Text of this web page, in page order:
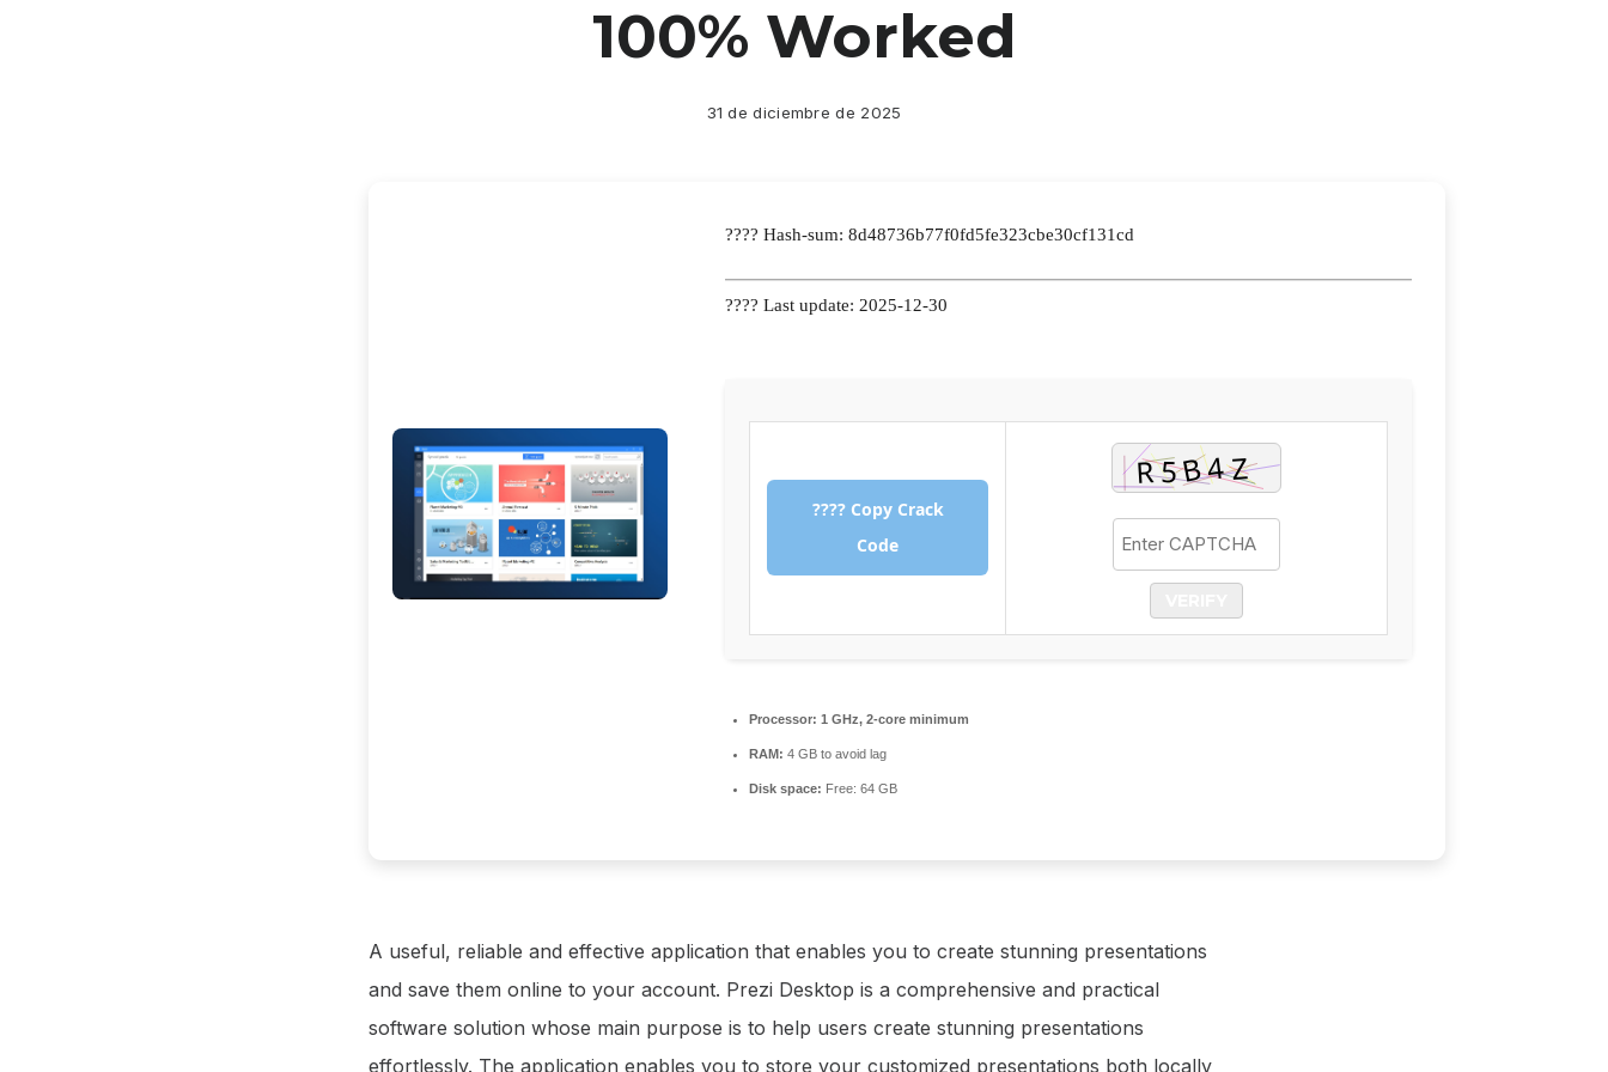
100% Worked
31 de diciembre de 2025
???? Hash-sum: 8d48736b77f0fd5fe323cbe30cf131cd
???? Last update: 2025-12-30
???? Copy Crack
Code
Processor: 1 GHz, 2-core minimum
RAM: 4 GB to avoid lag
Disk space: Free: 64 GB
A useful, reliable and effective application that enables you to create stunning presentations
and save them online to your account. Prezi Desktop is a comprehensive and practical
software solution whose main purpose is to help users create stunning presentations
effortlessly. The application enables you to store your customized presentations both locally